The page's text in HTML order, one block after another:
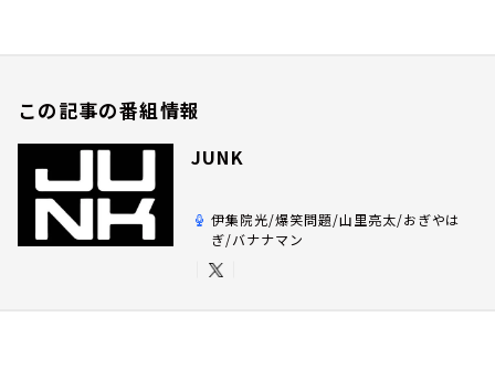
この記事の番組情報
JUNK
伊集院光/爆笑問題/山里亮太/おぎやは
ぎ/バナナマン